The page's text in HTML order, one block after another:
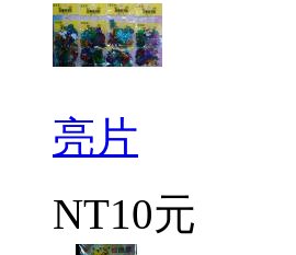
亮片
NT10元